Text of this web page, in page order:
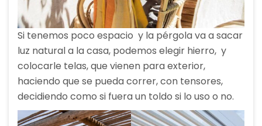
Si tenemos poco espacio y la pérgola va a sacar
luz natural a la casa, podemos elegir hierro, y
colocarle telas, que vienen para exterior,
haciendo que se pueda correr, con tensores,
decidiendo como si fuera un toldo si lo uso o no.